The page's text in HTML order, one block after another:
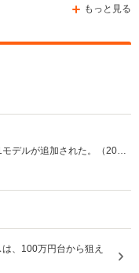
1991cc
4WD
もっと見る
仕様・価格の異なるモデル識別コードMP202601モデルが追加された。（2025.10）
、100万円台から狙え